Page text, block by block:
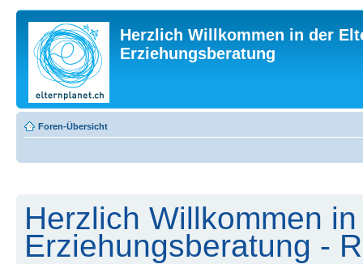
Herzlich Willkommen in der
Erziehungsberatung
Foren-Übersicht
Herzlich Willkommen
Erziehungsberatung -